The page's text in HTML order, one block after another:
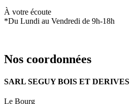
À votre écoute
*Du Lundi au Vendredi de 9h-18h
Nos coordonnées
SARL SEGUY BOIS ET DERIVES
Le Bourg